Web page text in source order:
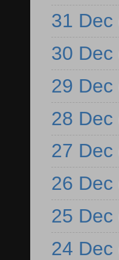
31 Dec
30 Dec
29 Dec
28 Dec
27 Dec
26 Dec
25 Dec
24 Dec